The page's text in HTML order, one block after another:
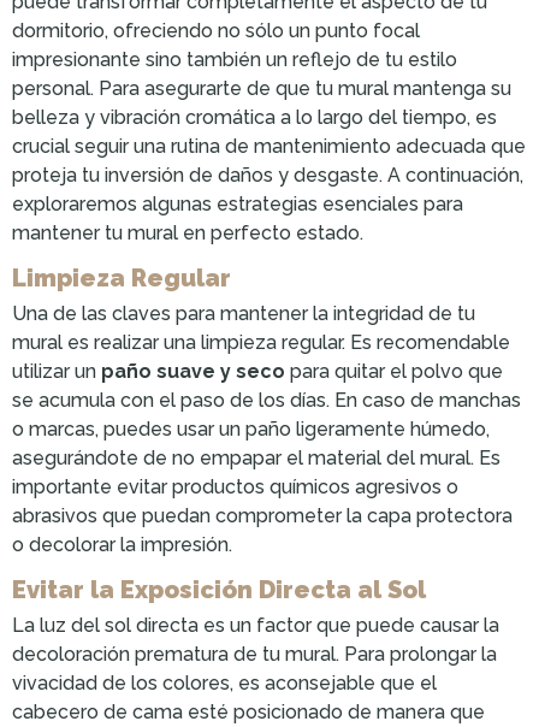
dormitorio, ofreciendo no sólo un punto focal
impresionante sino también un reflejo de tu estilo
personal. Para asegurarte de que tu mural mantenga su
belleza y vibración cromática a lo largo del tiempo, es
crucial seguir una rutina de mantenimiento adecuada que
proteja tu inversión de daños y desgaste. A continuación,
exploraremos algunas estrategias esenciales para
mantener tu mural en perfecto estado.
Limpieza Regular
Una de las claves para mantener la integridad de tu
mural es realizar una limpieza regular. Es recomendable
utilizar un paño suave y seco para quitar el polvo que
se acumula con el paso de los días. En caso de manchas
o marcas, puedes usar un paño ligeramente húmedo,
asegurándote de no empapar el material del mural. Es
importante evitar productos químicos agresivos o
abrasivos que puedan comprometer la capa protectora
o decolorar la impresión.
Evitar la Exposición Directa al Sol
La luz del sol directa es un factor que puede causar la
decoloración prematura de tu mural. Para prolongar la
vivacidad de los colores, es aconsejable que el
cabecero de cama esté posicionado de manera que